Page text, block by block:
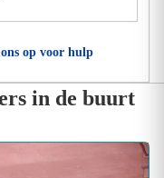
op voor hulp
in de buurt